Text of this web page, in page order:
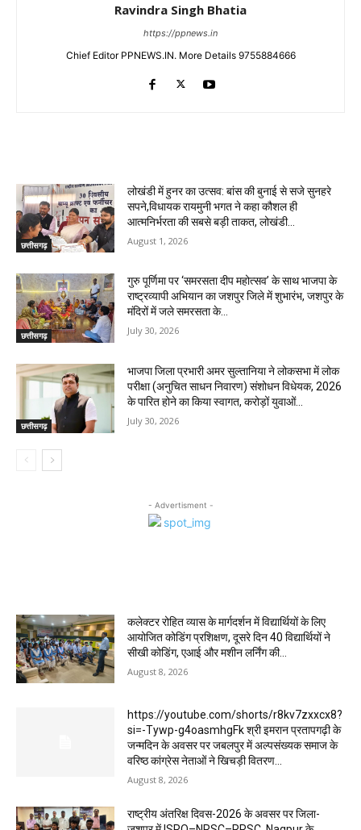
Ravindra Singh Bhatia
https://ppnews.in
Chief Editor PPNEWS.IN. More Details 9755884666
छत्तीसगढ़
लोखंडी में हुनर का उत्सव: बांस की बुनाई से सजे सुनहरे
सपने,विधायक रायमुनी भगत ने कहा कौशल ही
आत्मनिर्भरता की सबसे बड़ी ताकत, लोखंडी...
August 1, 2026
छत्तीसगढ़
गुरु पूर्णिमा पर ‘समरसता दीप महोत्सव’ के साथ भाजपा के
राष्ट्रव्यापी अभियान का जशपुर जिले में शुभारंभ, जशपुर के
मंदिरों में जले समरसता के...
July 30, 2026
छत्तीसगढ़
भाजपा जिला प्रभारी अमर सुल्तानिया ने लोकसभा में लोक
परीक्षा (अनुचित साधन निवारण) संशोधन विधेयक, 2026
के पारित होने का किया स्वागत, करोड़ों युवाओं...
July 30, 2026
- Advertisment -
कलेक्टर रोहित व्यास के मार्गदर्शन में विद्यार्थियों के लिए
आयोजित कोडिंग प्रशिक्षण, दूसरे दिन 40 विद्यार्थियों ने
सीखी कोडिंग, एआई और मशीन लर्निंग की...
August 8, 2026
https://youtube.com/shorts/r8kv7zxxcx8?
si=-Tywp-g4oasmhgFk श्री इमरान प्रतापगढ़ी के
जन्मदिन के अवसर पर जबलपुर में अल्पसंख्यक समाज के
वरिष्ठ कांग्रेस नेताओं ने खिचड़ी वितरण...
August 8, 2026
राष्ट्रीय अंतरिक्ष दिवस-2026 के अवसर पर जिला-